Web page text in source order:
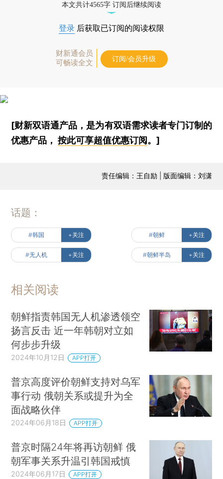
本文共计4565字 订阅后继续阅读
登录 后获取已订阅的阅读权限
财新通会员
可畅读全文
订阅/会员升级
[财新双语通产品，是为有双语需求读者专门订制的
优惠产品，按此可享超值优惠订阅。]
责任编辑：王自励 | 版面编辑：刘潇
话题：
#韩国 +关注 #朝鲜 +关注
#无人机 +关注 #朝鲜半岛 +关注
相关阅读
朝鲜指责韩国无人机渗透领空
扬言反击 近一年韩朝对立如
何步步升级
2024年10月12日 APP打开
普京高度评价朝鲜支持对乌军
事行动 俄朝关系或提升为全
面战略伙伴
2024年06月18日 APP打开
普京时隔24年将再访朝鲜 俄
朝军事关系升温引韩国戒慎
2024年06月17日 APP打开